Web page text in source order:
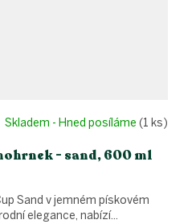
- sand, 600 ml
Skladem - Hned posíláme (1 ks)
Sand v jemném pískovém
elegance, nabízí...